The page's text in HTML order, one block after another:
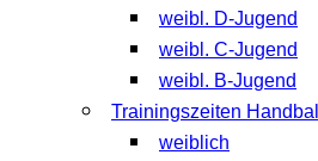
weibl. D-Jugend
weibl. C-Jugend
weibl. B-Jugend
Trainingszeiten Handball
weiblich